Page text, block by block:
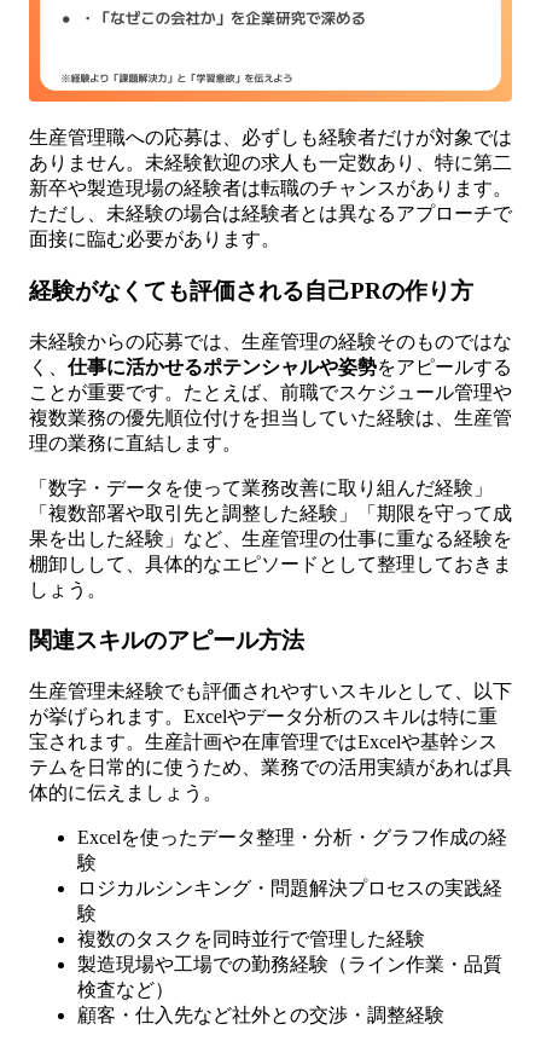
生産管理職への応募は、必ずしも経験者だけが対象では
ありません。未経験歓迎の求人も一定数あり、特に第二
新卒や製造現場の経験者は転職のチャンスがあります。
ただし、未経験の場合は経験者とは異なるアプローチで
面接に臨む必要があります。
経験がなくても評価される自己PRの作り方
未経験からの応募では、生産管理の経験そのものではな
く、 仕事に活かせるポテンシャルや姿勢をアピールする
ことが重要です。たとえば、前職でスケジュール管理や
複数業務の優先順位付けを担当していた経験は、生産管
理の業務に直結します。
「数字・データを使って業務改善に取り組んだ経験」
「複数部署や取引先と調整した経験」「期限を守って成
果を出した経験」など、生産管理の仕事に重なる経験を
棚卸しして、具体的なエピソードとして整理しておきま
しょう。
関連スキルのアピール方法
生産管理未経験でも評価されやすいスキルとして、以下
が挙げられます。Excelやデータ分析のスキルは特に重
宝されます。生産計画や在庫管理ではExcelや基幹シス
テムを日常的に使うため、業務での活用実績があれば具
体的に伝えましょう。
Excelを使ったデータ整理・分析・グラフ作成の経
験
ロジカルシンキング・問題解決プロセスの実践経
験
複数のタスクを同時並行で管理した経験
製造現場や工場での勤務経験（ライン作業・品質
検査など）
顧客・仕入先など社外との交渉・調整経験